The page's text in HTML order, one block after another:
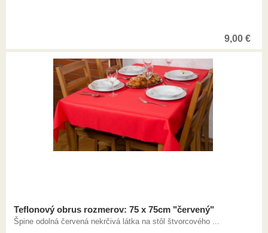
9,00 €
Teflonový obrus rozmerov: 75 x 75cm "červený"
Špine odolná červená nekrčivá látka na stôl štvorcového ...